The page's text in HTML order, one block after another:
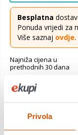
Privola
Besplatna
Ponuda vrijedi za
Više saznaj ovdje.
Najniža cijena u
prethodnih 30 dana
Cijena
Primjena novih
pripremu zdravih